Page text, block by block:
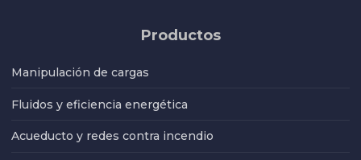
Productos
Manipulación de cargas
Fluidos y eficiencia energética
Acueducto y redes contra incendio